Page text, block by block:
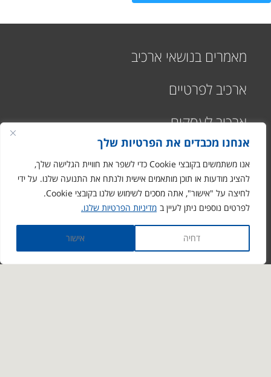
אנחנו מכבדים את הפרטיות שלך
אנו משתמשים בקובצי Cookie כדי לשפר את חוויית הגלישה שלך,
להציג מודעות או תוכן מותאמים אישית ולנתח את התנועה שלנו. על ידי
לחיצה על "אישור", אתה מסכים לשימוש שלנו בקובצי Cookie.
לפרטים נוספים ניתן לעיין ב מדיניות הפרטיות שלנו.
דחיה אישור
מאמרים בנושאי ארכיב
ארכיב לפרטיים
ארכיב לעסקים
רח' התעשיה 1
מבוא חורון
ronen@arciv.co.il
1-700-07-10-10